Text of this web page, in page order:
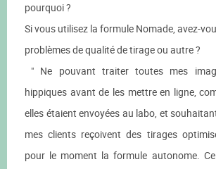
pourquoi ?
Si vous utilisez la formule Nomade, avez-
problèmes de qualité de tirage ou autre ?
" Ne pouvant traiter toutes mes
hippiques avant de les mettre en ligne,
elles étaient envoyées au labo, et
mes clients reçoivent des tirages
pour le moment la formule autonome.